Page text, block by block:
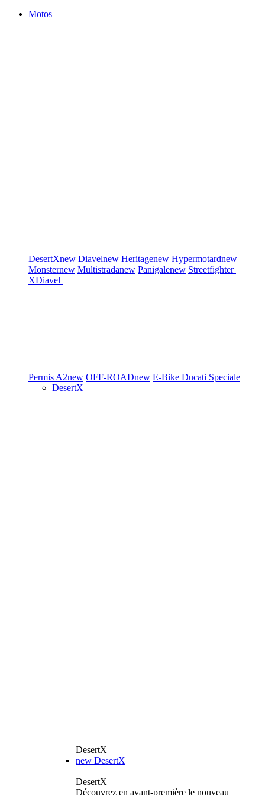
Motos
DesertXnew Diavelnew Heritagenew Hypermotardnew
Monsternew Multistradanew Panigalenew Streetfighter
XDiavel
Permis A2new OFF-ROADnew E-Bike Ducati Speciale
DesertX
DesertX
new DesertX
DesertX
Découvrez en avant-première le nouveau